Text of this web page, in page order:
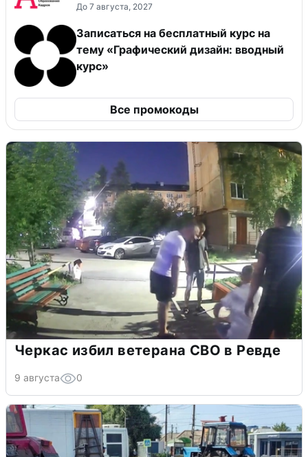
До 7 августа, 2027
Записаться на бесплатный курс на
тему «Графический дизайн: вводный
курс»
Все промокоды
Черкас избил ветерана СВО в Ревде
9 августа 0